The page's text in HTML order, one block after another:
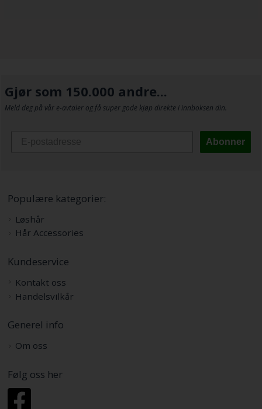
Gjør som 150.000 andre...
Meld deg på vår e-avtaler og få super gode kjøp direkte i innboksen din.
Abonner
Populære kategorier:
Løshår
Hår Accessories
Kundeservice
Kontakt oss
Handelsvilkår
Generel info
Om oss
Følg oss her